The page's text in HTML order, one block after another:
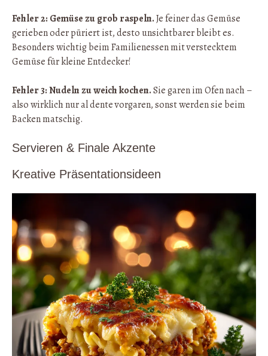
Fehler 2: Gemüse zu grob raspeln.Je feiner das Gemüse
gerieben oder püriert ist, desto unsichtbarer bleibt es.
Besonders wichtig beim Familienessen mit verstecktem
Gemüse für kleine Entdecker!
Fehler 3: Nudeln zu weich kochen.Sie garen im Ofen nach –
also wirklich nur al dente vorgaren, sonst werden sie beim
Backen matschig.
Servieren & Finale Akzente
Kreative Präsentationsideen